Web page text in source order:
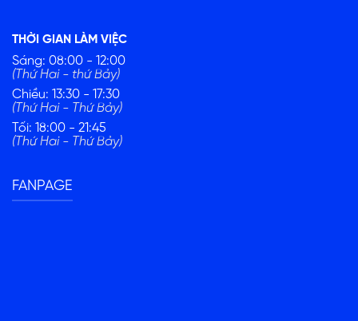
THỜI GIAN LÀM VIỆC
Sáng: 08:00 - 12:00
(Thứ Hai - thứ Bảy)
Chiều: 13:30 - 17:30
(Thứ Hai - Thứ Bảy)
Tối: 18:00 - 21:45
(Thứ Hai - Thứ Bảy)
FANPAGE